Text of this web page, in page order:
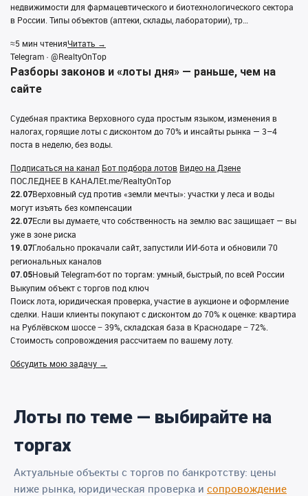
недвижимости для фармацевтического и биотехнологического сектора
в России. Типы объектов (аптеки, склады, лаборатории), тр…
≈5 мин чтенияЧитать →
Telegram · @RealtyOnTop
Разборы законов и «лоты дня» — раньше, чем на
сайте
Судебная практика Верховного суда простым языком, изменения в
налогах, горящие лоты с дисконтом до 70% и инсайты рынка — 3–4
поста в неделю, без воды.
Подписаться на канал Бот подбора лотов Видео на Дзене
ПОСЛЕДНЕЕ В КАНАЛЕt.me/RealtyOnTop
22.07Верховный суд против «земли мечты»: участки у леса и воды
могут изъять без компенсации
22.07Если вы думаете, что собственность на землю вас защищает — вы
уже в зоне риска
19.07Глобально прокачали сайт, запустили ИИ‑бота и обновили 70
региональных каналов
07.05Новый Telegram‑бот по торгам: умный, быстрый, по всей России
Выкупим объект с торгов под ключ
Поиск лота, юридическая проверка, участие в аукционе и оформление
сделки. Наши клиенты покупают с дисконтом до 70% к оценке: квартира
на Рублёвском шоссе − 39%, складская база в Краснодаре − 72%.
Стоимость сопровождения рассчитаем по вашему лоту.
Обсудить мою задачу →
Лоты по теме — выбирайте на
торгах
Актуальные объекты с торгов по банкротству: цены
ниже рынка, юридическая проверка и сопровождение